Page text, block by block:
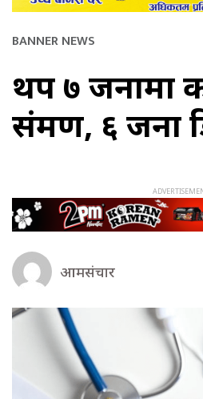
BANNER NEWS
थप ७ जनामा
संक्रमण, ६ जना
आमसंचार